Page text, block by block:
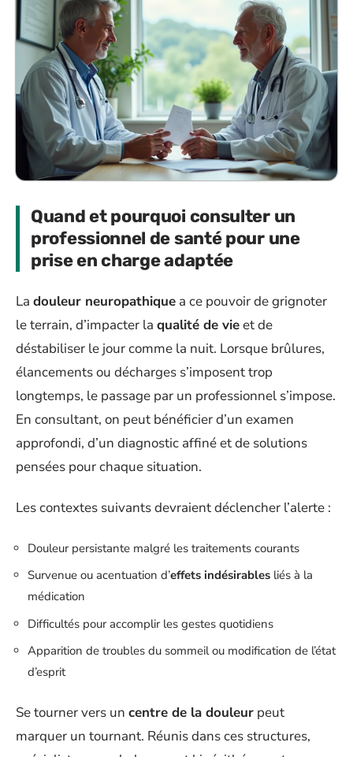
Quand et pourquoi consulter un
professionnel de santé pour une
prise en charge adaptée
La douleur neuropathique a ce pouvoir de grignoter
le terrain, d’impacter la qualité de vieet de
déstabiliser le jour comme la nuit. Lorsque brûlures,
élancements ou décharges s’imposent trop
longtemps, le passage par un professionnel s’impose.
En consultant, on peut bénéficier d’un examen
approfondi, d’un diagnostic affiné et de solutions
pensées pour chaque situation.
Les contextes suivants devraient déclencher l’alerte :
Douleur persistante malgré les traitements courants
Survenue ou acentuation d’effets indésirables liés à la
médication
Difficultés pour accomplir les gestes quotidiens
Apparition de troubles du sommeil ou modification de l’état
d’esprit
Se tourner vers un centre de la douleur peut
marquer un tournant. Réunis dans ces structures,